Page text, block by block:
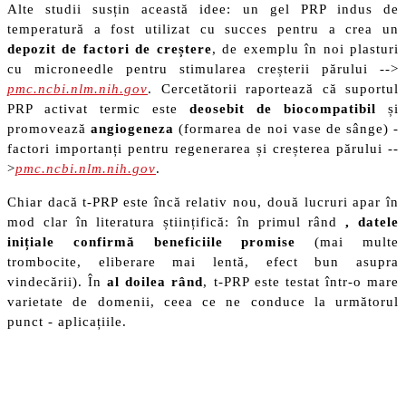
Alte studii susțin această idee: un gel PRP indus de
temperatură a fost utilizat cu succes pentru a crea un
depozit de factori de creștere, de exemplu în noi plasturi
cu microneedle pentru stimularea creșterii părului -->
pmc.ncbi.nlm.nih.gov. Cercetătorii raportează că suportul
PRP activat termic este deosebit de biocompatibil și
promoveazăangiogeneza (formarea de noi vase de sânge) -
factori importanți pentru regenerarea și creșterea părului --
>pmc.ncbi.nlm.nih.gov.
Chiar dacă t-PRP este încă relativ nou, două lucruri apar în
mod clar în literatura științifică: în primul rând, datele
inițiale confirmă beneficiile promise (mai multe
trombocite, eliberare mai lentă, efect bun asupra
vindecării). Înal doilea rând, t-PRP este testat într-o mare
varietate de domenii, ceea ce ne conduce la următorul
punct - aplicațiile.